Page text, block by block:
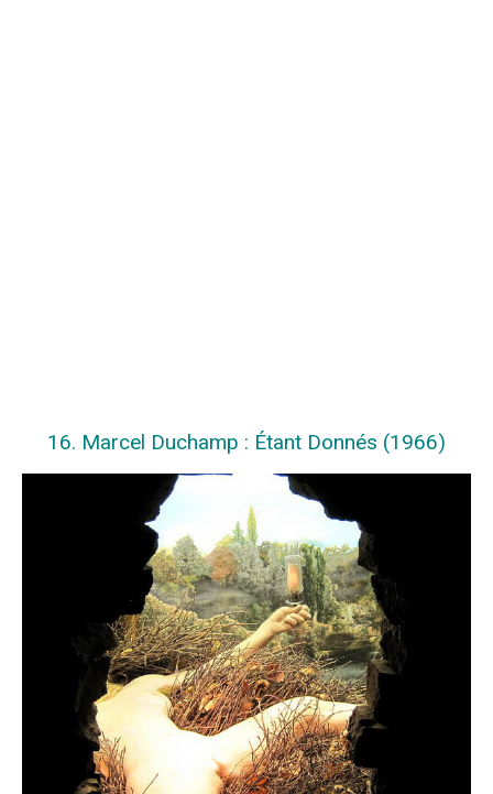
16. Marcel Duchamp : Étant Donnés (1966)